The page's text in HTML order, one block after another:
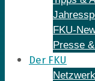
FKU-
Presse
Der FKU